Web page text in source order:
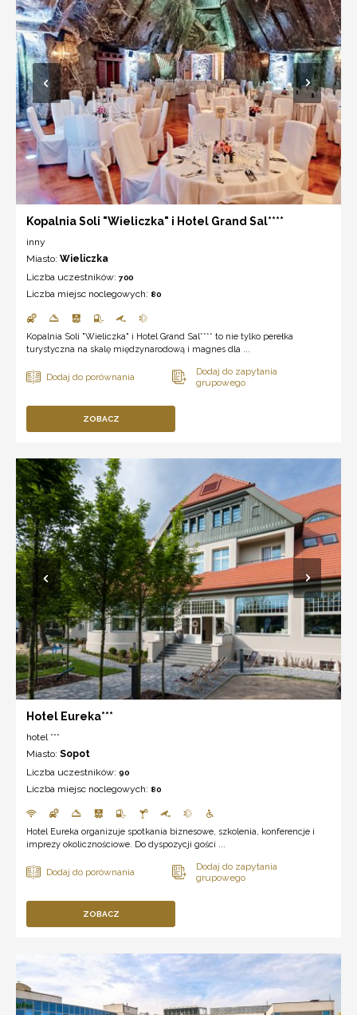
Kopalnia Soli "Wieliczka" i Hotel Grand Sal****
inny
Miasto: Wieliczka
Liczba uczestników: 700
Liczba miejsc noclegowych: 80
Kopalnia Soli "Wieliczka" i Hotel Grand Sal**** to nie tylko perełka
turystyczna na skalę międzynarodową i magnes dla ...
ZOBACZ
Hotel Eureka***
hotel ***
Miasto: Sopot
Liczba uczestników: 90
Liczba miejsc noclegowych: 80
Hotel Eureka organizuje spotkania biznesowe, szkolenia, konferencje i
imprezy okolicznościowe. Do dyspozycji gości ...
ZOBACZ